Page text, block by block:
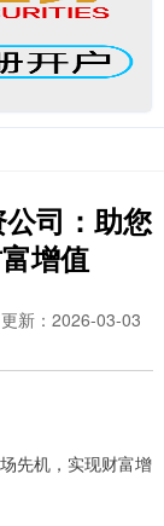
司：助您
增值
更新：2026-03-03